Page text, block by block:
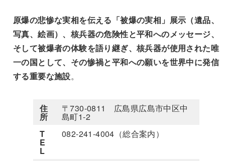
原爆の悲惨な実相を伝える「被爆の実相」展示（遺品、
写真、絵画）、核兵器の危険性と平和へのメッセージ、
そして被爆者の体験を語り継ぎ、核兵器が使用された唯
一の国として、その惨禍と平和への願いを世界中に発信
する重要な施設。
住
所
〒730-0811 広島県広島市中区中
島町1-2
T
E
L
082-241-4004（総合案内）